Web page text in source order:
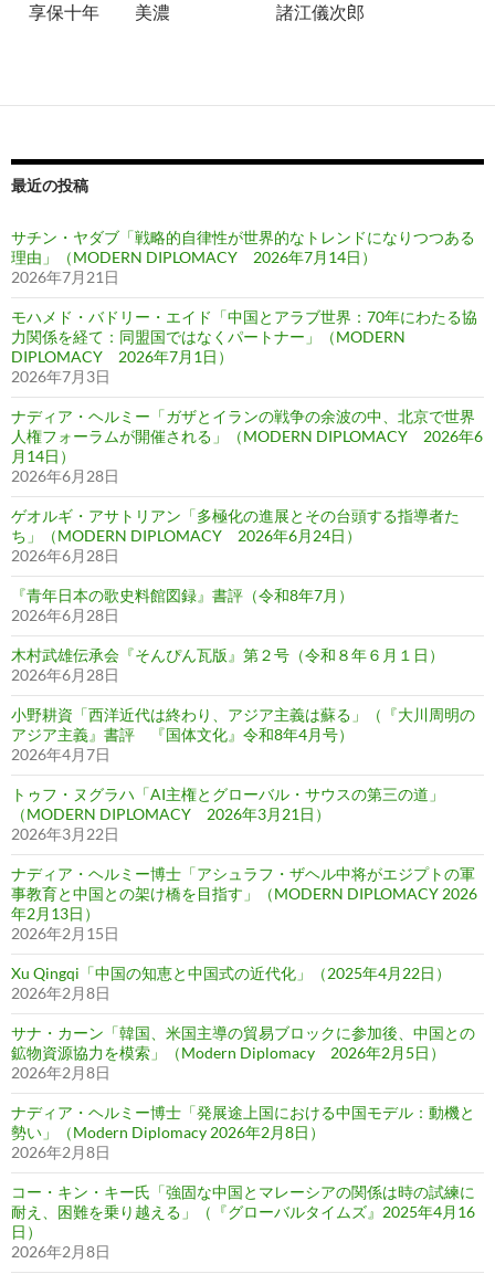
享保十年 美濃 諸江儀次郎
最近の投稿
サチン・ヤダブ「戦略的自律性が世界的なトレンドになりつつある
理由」（MODERN DIPLOMACY 2026年7月14日）
2026年7月21日
モハメド・バドリー・エイド「中国とアラブ世界：70年にわたる協
力関係を経て：同盟国ではなくパートナー」（MODERN
DIPLOMACY 2026年7月1日）
2026年7月3日
ナディア・ヘルミー「ガザとイランの戦争の余波の中、北京で世界
人権フォーラムが開催される」（MODERN DIPLOMACY 2026年6
月14日）
2026年6月28日
ゲオルギ・アサトリアン「多極化の進展とその台頭する指導者た
ち」（MODERN DIPLOMACY 2026年6月24日）
2026年6月28日
『青年日本の歌史料館図録』書評（令和8年7月）
2026年6月28日
木村武雄伝承会『そんぴん瓦版』第２号（令和８年６月１日）
2026年6月28日
小野耕資「西洋近代は終わり、アジア主義は蘇る」（『大川周明の
アジア主義』書評 『国体文化』令和8年4月号）
2026年4月7日
トゥフ・ヌグラハ「AI主権とグローバル・サウスの第三の道」
（MODERN DIPLOMACY 2026年3月21日）
2026年3月22日
ナディア・ヘルミー博士「アシュラフ・ザヘル中将がエジプトの軍
事教育と中国との架け橋を目指す」（MODERN DIPLOMACY 2026
年2月13日）
2026年2月15日
Xu Qingqi「中国の知恵と中国式の近代化」（2025年4月22日）
2026年2月8日
サナ・カーン「韓国、米国主導の貿易ブロックに参加後、中国との
鉱物資源協力を模索」（Modern Diplomacy 2026年2月5日）
2026年2月8日
ナディア・ヘルミー博士「発展途上国における中国モデル：動機と
勢い」（Modern Diplomacy 2026年2月8日）
2026年2月8日
コー・キン・キー氏「強固な中国とマレーシアの関係は時の試練に
耐え、困難を乗り越える」（『グローバルタイムズ』2025年4月16
日）
2026年2月8日